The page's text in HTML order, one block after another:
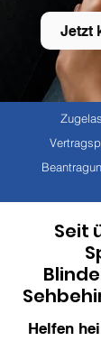
Jetzt
Seit
Helfen